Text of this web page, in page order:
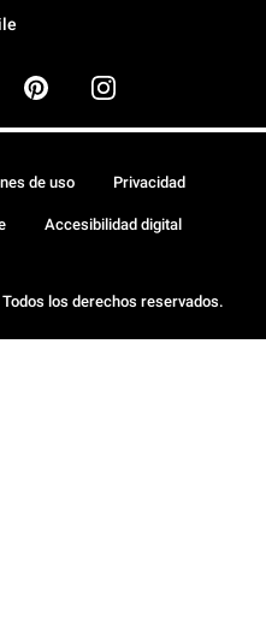
los derechos reservados.
de uso Privacidad
Accesibilidad digital